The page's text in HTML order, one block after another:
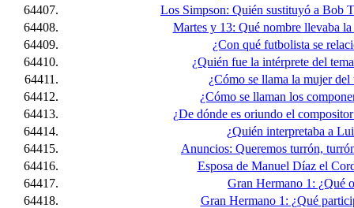
64407.
Los Simpson: Quién sustituyó a Bob
64408.
Martes y 13: Qué nombre llevaba
64409.
¿Con qué futbolista se
64410.
¿Quién fue la intérprete del
64411.
¿Cómo se llama la mujer
64412.
¿Cómo se llaman los
64413.
¿De dónde es oriundo el
64414.
¿Quién interpretaba a
64415.
Anuncios: Queremos turrón,
64416.
Esposa de Manuel Díaz el
64417.
Gran Hermano 1: ¿Qué
64418.
Gran Hermano 1: ¿Qué